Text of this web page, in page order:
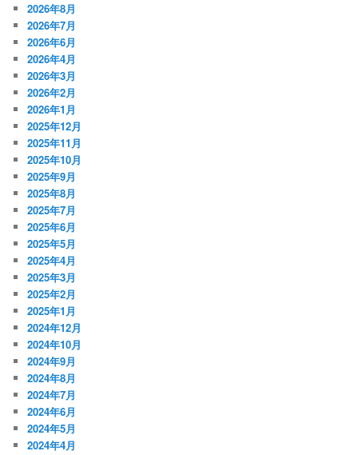
2026年8月
2026年7月
2026年6月
2026年4月
2026年3月
2026年2月
2026年1月
2025年12月
2025年11月
2025年10月
2025年9月
2025年8月
2025年7月
2025年6月
2025年5月
2025年4月
2025年3月
2025年2月
2025年1月
2024年12月
2024年10月
2024年9月
2024年8月
2024年7月
2024年6月
2024年5月
2024年4月